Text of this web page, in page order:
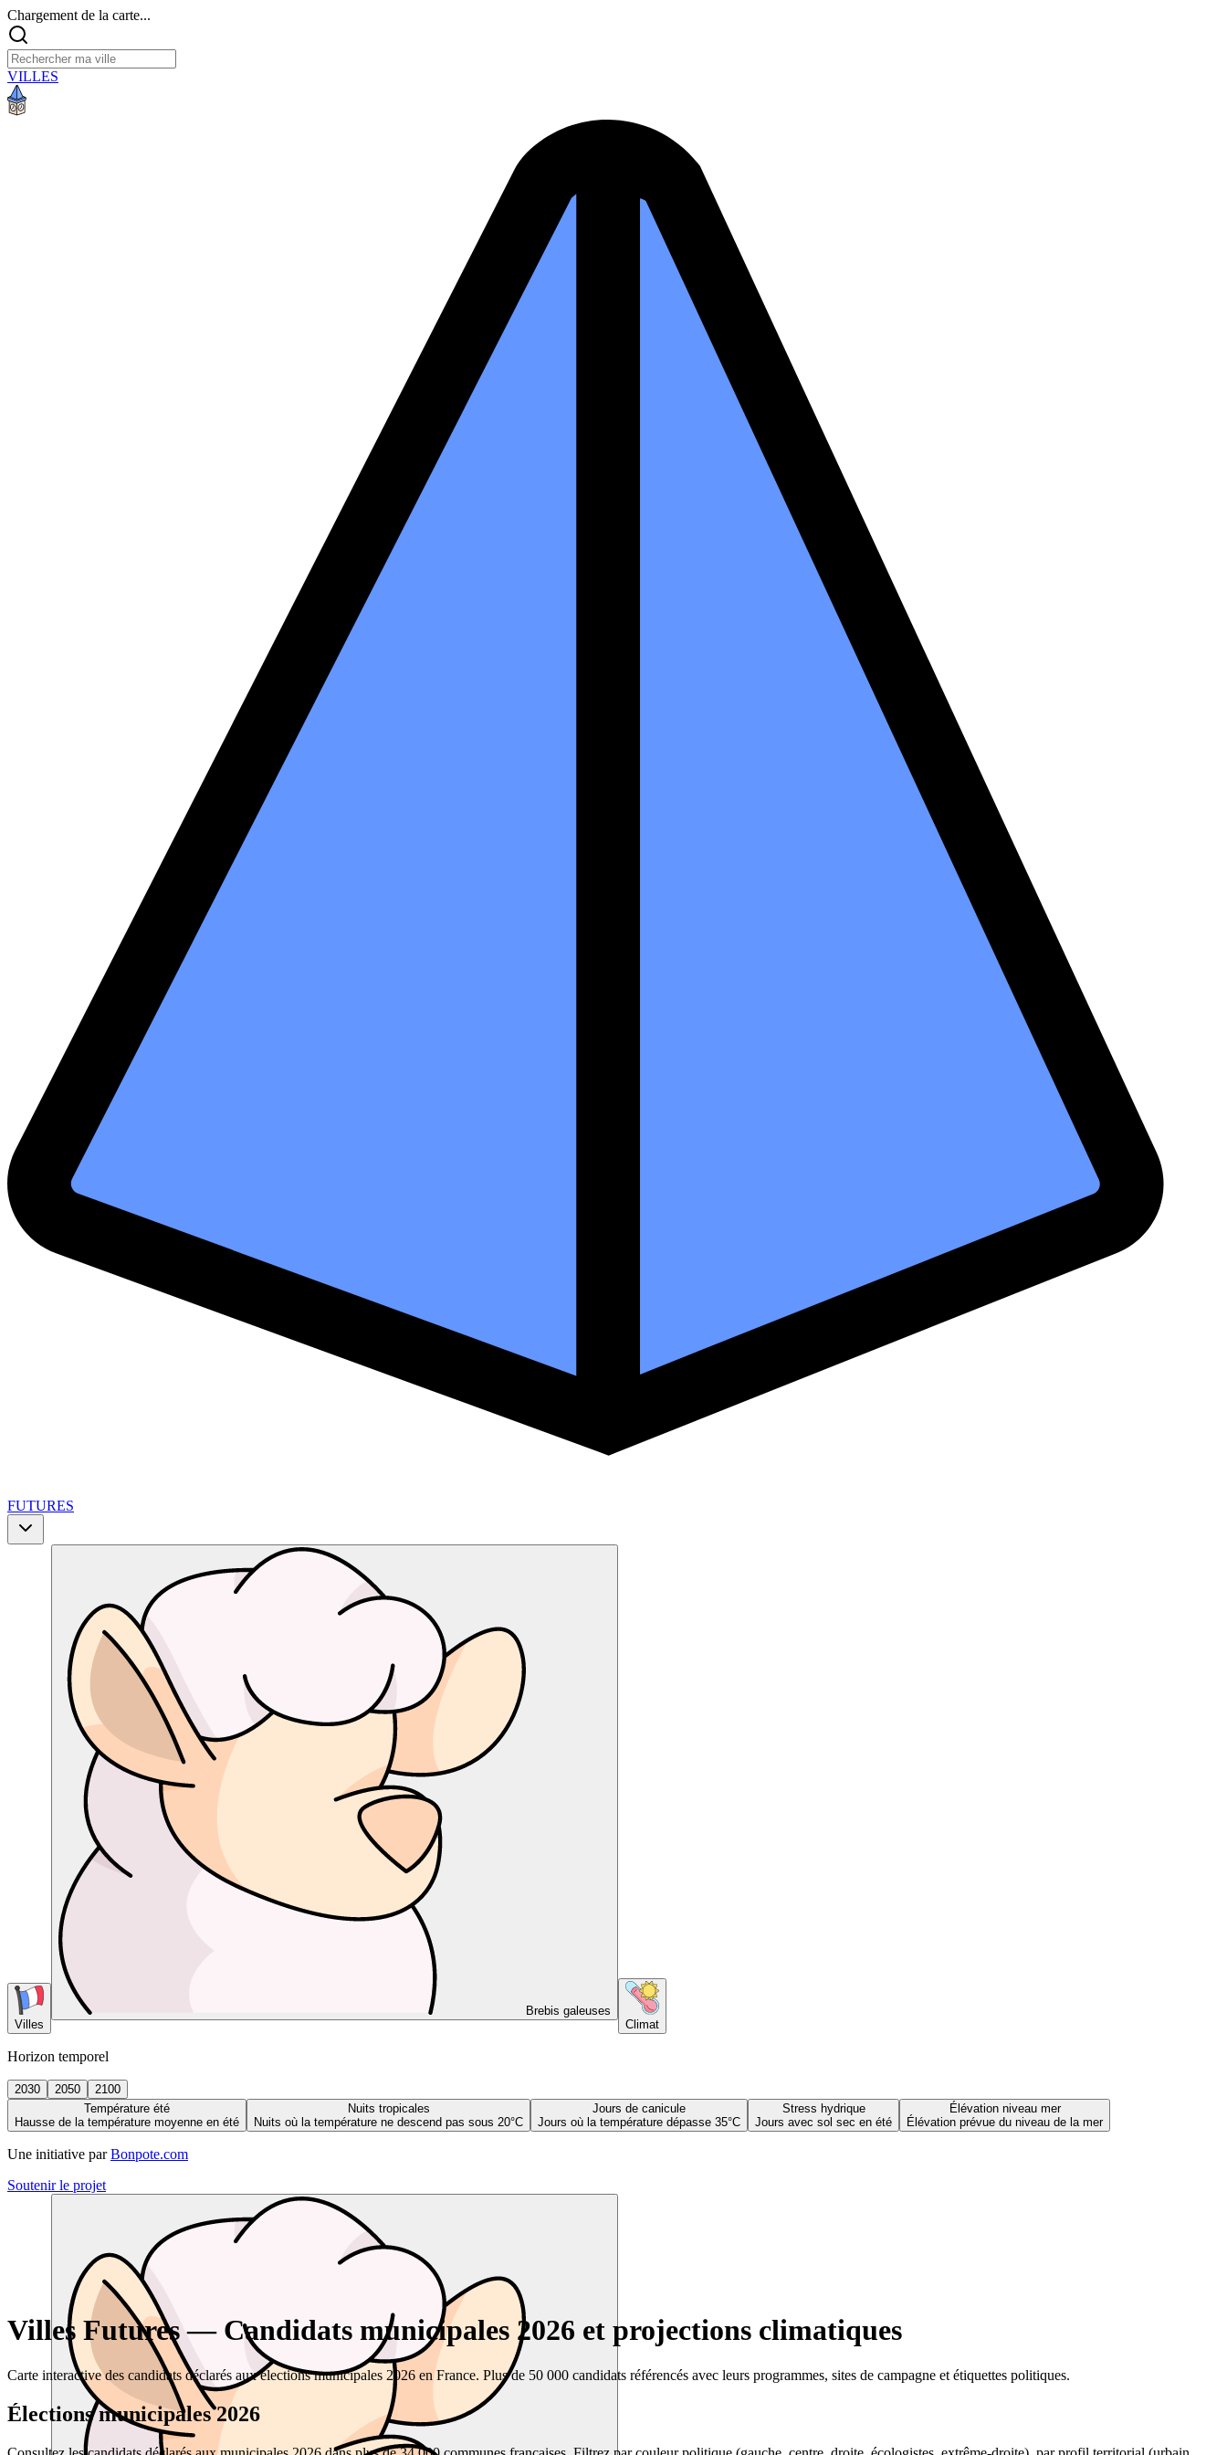
Chargement de la carte...
VILLES
FUTURES
Villes
Brebis galeuses
Climat
Horizon temporel
2030 2050
2100
Température été
Hausse de la température moyenne en été
Nuits tropicales
Nuits où la température ne descend pas sous 20°C
Jours de canicule
Jours où la température dépasse 35°C
Stress hydrique
Jours avec sol sec en été
Élévation niveau mer
Élévation prévue du niveau de la mer
Une initiative par Bonpote.com
Soutenir le projet
Villes Futures — Candidats municipales 2026 et projections climatiques
Carte interactive des candidats déclarés aux élections municipales 2026 en France. Plus de 50 000 candidats référencés avec leurs programmes, sites de campagne et étiquettes politiques.
Élections municipales 2026